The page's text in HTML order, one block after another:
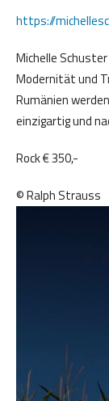
https://
Michelle
Modernität und
Rumänien
einzigartig und
Rock € 350,-
© Ralph Strauss